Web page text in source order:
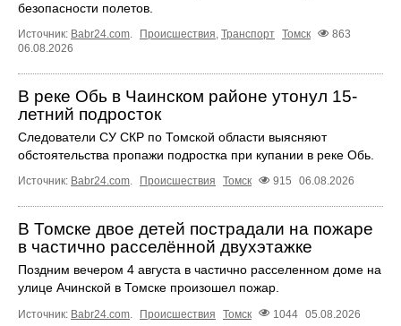
безопасности полетов.
Источник: Babr24.com. Происшествия, Транспорт Томск
863
06.08.2026
В реке Обь в Чаинском районе утонул 15-
летний подросток
Следователи СУ СКР по Томской области выясняют
обстоятельства пропажи подростка при купании в реке Обь.
Источник: Babr24.com. Происшествия Томск 915 06.08.2026
В Томске двое детей пострадали на пожаре
в частично расселённой двухэтажке
Поздним вечером 4 августа в частично расселенном доме на
улице Ачинской в Томске произошел пожар.
Источник: Babr24.com Происшествия Томск 1044 05.08.2026